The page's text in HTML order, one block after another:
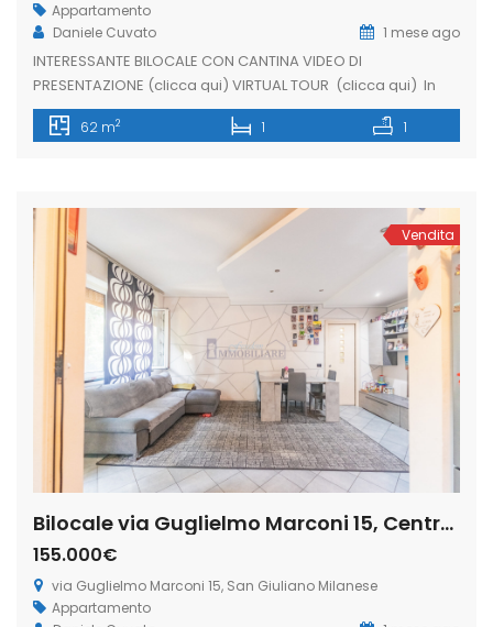
Appartamento
Daniele Cuvato
1 mese ago
INTERESSANTE BILOCALE CON CANTINA VIDEO DI
PRESENTAZIONE (clicca qui) VIRTUAL TOUR (clicca qui) In
contesto residenziale degli anni ’60, proponiamo in vendita
un interessante bilocale situato al terzo piano di una
stazione ferroviaria, i mezzi pubblici e tutti i principali servizi
62 m2 1 1
Vendita
Bilocale via Guglielmo Marconi 15, Centro, San Giuliano Milanese (Rif. SGM90)
155.000€
via Guglielmo Marconi 15, San Giuliano Milanese
Appartamento